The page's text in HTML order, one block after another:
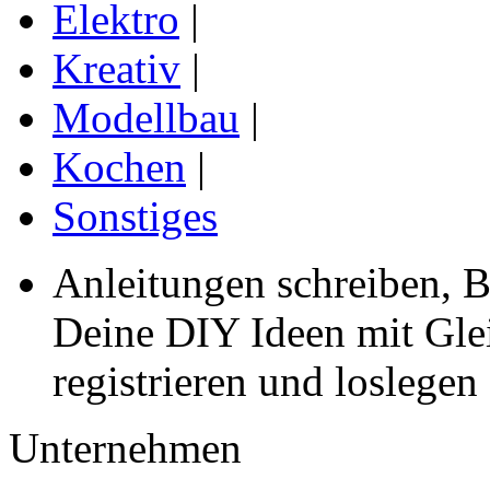
Elektro |
Kreativ |
Modellbau |
Kochen |
Sonstiges
Anleitungen schreiben,
Deine DIY Ideen mit
registrieren und loslegen
Unternehmen